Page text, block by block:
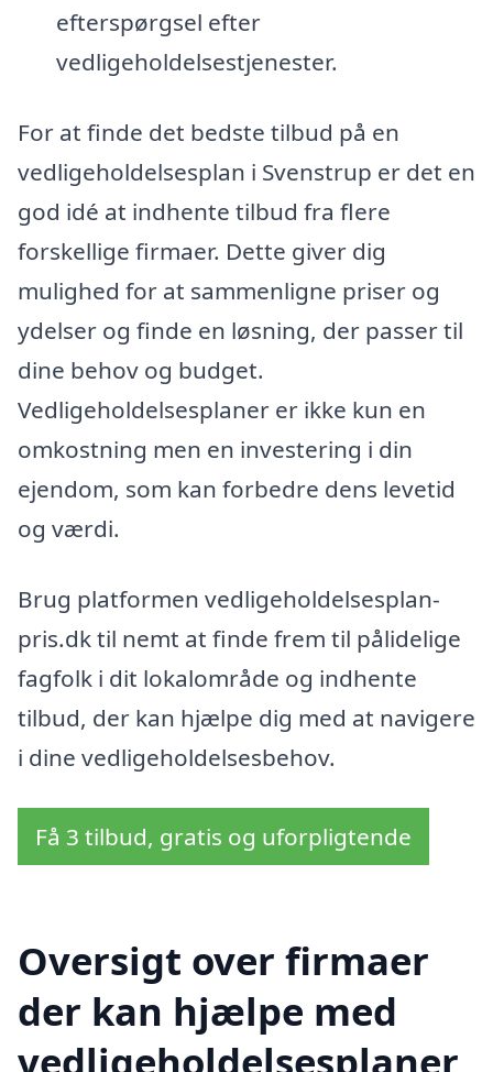
efterspørgsel efter
vedligeholdelsestjenester.
For at finde det bedste tilbud på en
vedligeholdelsesplan i Svenstrup er det en
god idé at indhente tilbud fra flere
forskellige firmaer. Dette giver dig
mulighed for at sammenligne priser og
ydelser og finde en løsning, der passer til
dine behov og budget.
Vedligeholdelsesplaner er ikke kun en
omkostning men en investering i din
ejendom, som kan forbedre dens levetid
og værdi.
Brug platformen vedligeholdelsesplan-
pris.dk til nemt at finde frem til pålidelige
fagfolk i dit lokalområde og indhente
tilbud, der kan hjælpe dig med at navigere
i dine vedligeholdelsesbehov.
Få 3 tilbud, gratis og uforpligtende
Oversigt over firmaer
der kan hjælpe med